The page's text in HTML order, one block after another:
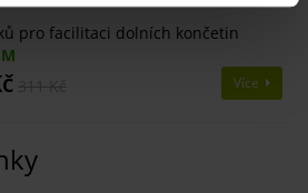
pro facilitaci dolních končetin
Více